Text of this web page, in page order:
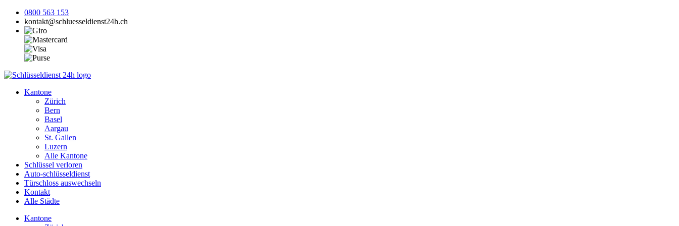
0800 563 153
kontakt@schluesseldienst24h.ch
Kantone
Zürich
Bern
Basel
Aargau
St. Gallen
Luzern
Alle Kantone
Schlüssel verloren
Auto-schlüsseldienst
Türschloss auswechseln
Kontakt
Alle Städte
Kantone